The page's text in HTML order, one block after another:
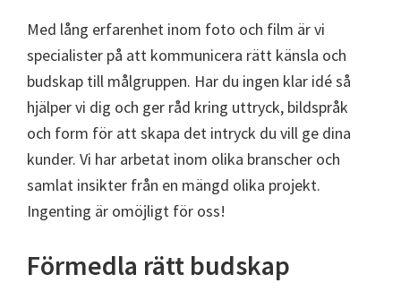
Med lång erfarenhet inom foto och film är vi
specialister på att kommunicera rätt känsla och
budskap till målgruppen. Har du ingen klar idé så
hjälper vi dig och ger råd kring uttryck, bildspråk
och form för att skapa det intryck du vill ge dina
kunder. Vi har arbetat inom olika branscher och
samlat insikter från en mängd olika projekt.
Ingenting är omöjligt för oss!
Förmedla rätt budskap